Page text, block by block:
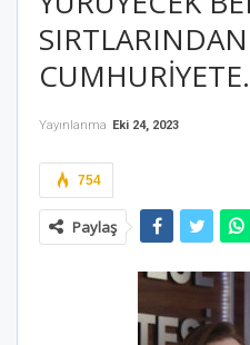
Yayınlanma Eki 24, 2023
754
Paylaş